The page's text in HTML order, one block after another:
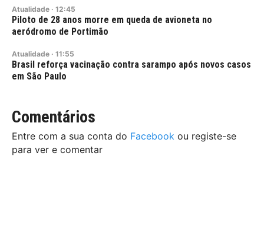
Atualidade · 12:45
Piloto de 28 anos morre em queda de avioneta no
aeródromo de Portimão
Atualidade · 11:55
Brasil reforça vacinação contra sarampo após novos casos
em São Paulo
Comentários
Entre com a sua conta do Facebook ou registe-se
para ver e comentar